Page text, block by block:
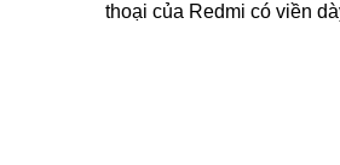
thoại của Redmi có viền